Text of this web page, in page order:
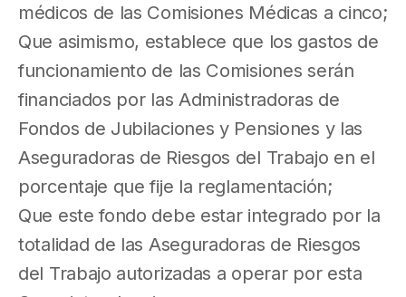
médicos de las Comisiones Médicas a cinco;
Que asimismo, establece que los gastos de
funcionamiento de las Comisiones serán
financiados por las Administradoras de
Fondos de Jubilaciones y Pensiones y las
Aseguradoras de Riesgos del Trabajo en el
porcentaje que fije la reglamentación;
Que este fondo debe estar integrado por la
totalidad de las Aseguradoras de Riesgos
del Trabajo autorizadas a operar por esta